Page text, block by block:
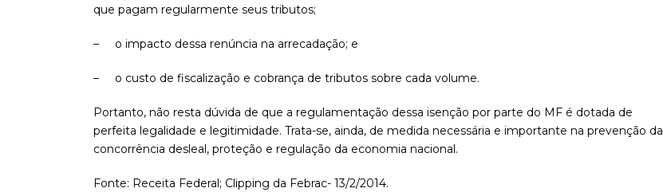
que pagam regularmente seus tributos;
– o impacto dessa renúncia na arrecadação; e
– o custo de fiscalização e cobrança de tributos sobre cada volume.
Portanto, não resta dúvida de que a regulamentação dessa isenção por parte do MF é dotada de
perfeita legalidade e legitimidade. Trata-se, ainda, de medida necessária e importante na prevenção da
concorrência desleal, proteção e regulação da economia nacional.
Fonte: Receita Federal; Clipping da Febrac- 13/2/2014.